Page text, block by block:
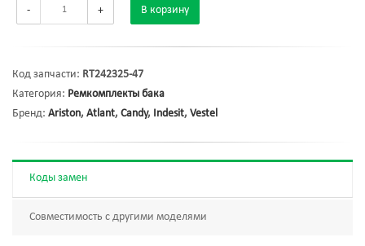
- + В корзину
Код запчасти: RT242325-47
Категория: Ремкомплекты бака
Бренд: Ariston, Atlant, Candy, Indesit, Vestel
Коды замен
Совместимость с другими моделями